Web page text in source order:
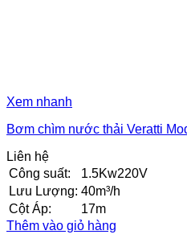
Xem nhanh
Bơm chìm nước thải Veratti
Liên hệ
Công suất:
1.5Kw220V
Lưu Lượng: 40m³/h
Cột Áp:
17m
Thêm vào giỏ hàng